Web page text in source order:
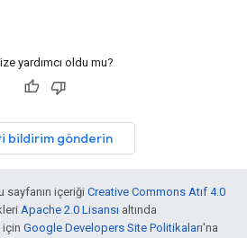
yardımcı oldu mu?
bildirim gönderin
içeriği Creative Commons Atıf 4.0
Apache 2.0 Lisansı altında
için Google Developers Site Politikaları'na